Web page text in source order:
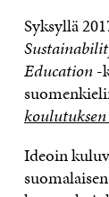
Syksyllä
Education-
Ideoin